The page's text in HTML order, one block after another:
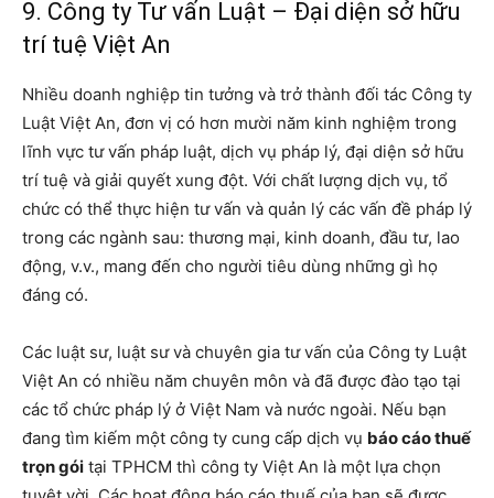
9. Công ty Tư vấn Luật – Đại diện sở hữu
trí tuệ Việt An
Nhiều doanh nghiệp tin tưởng và trở thành đối tác Công ty
Luật Việt An, đơn vị có hơn mười năm kinh nghiệm trong
lĩnh vực tư vấn pháp luật, dịch vụ pháp lý, đại diện sở hữu
trí tuệ và giải quyết xung đột. Với chất lượng dịch vụ, tổ
chức có thể thực hiện tư vấn và quản lý các vấn đề pháp lý
trong các ngành sau: thương mại, kinh doanh, đầu tư, lao
động, v.v., mang đến cho người tiêu dùng những gì họ
đáng có.
Các luật sư, luật sư và chuyên gia tư vấn của Công ty Luật
Việt An có nhiều năm chuyên môn và đã được đào tạo tại
các tổ chức pháp lý ở Việt Nam và nước ngoài. Nếu bạn
đang tìm kiếm một công ty cung cấp dịch vụ báo cáo thuế
trọn gói tại TPHCM thì công ty Việt An là một lựa chọn